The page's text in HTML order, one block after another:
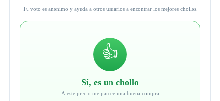
Tu voto es anónimo y ayuda a otros usuarios a encontrar los mejores chollos.
👍
Sí, es un chollo
A este precio me parece una buena compra